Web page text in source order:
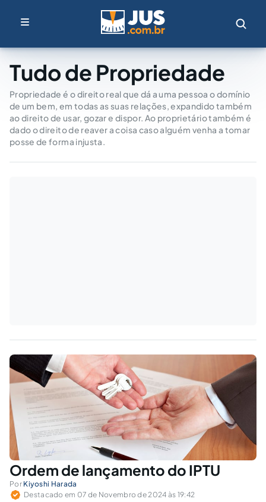
Tudo de Propriedade
Propriedade é o direito real que dá a uma pessoa o domínio
de um bem, em todas as suas relações, expandido também
ao direito de usar, gozar e dispor. Ao proprietário também é
dado o direito de reaver a coisa caso alguém venha a tomar
posse de forma injusta.
Ordem de lançamento do IPTU
Por Kiyoshi Harada
Destacado em 07 de Novembro de 2024 às 19:42